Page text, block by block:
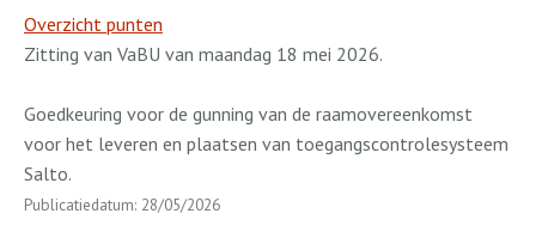
Overzicht punten
Zitting van VaBU van maandag 18 mei 2026.
Goedkeuring voor de gunning van de raamovereenkomst
voor het leveren en plaatsen van toegangscontrolesysteem
Salto.
Publicatiedatum: 28/05/2026